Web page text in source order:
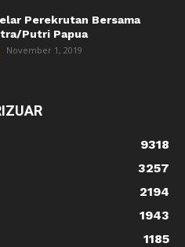
Perekrutan Bersama
Putri Papua
November 1, 2019
9318
3257
2194
1943
1185